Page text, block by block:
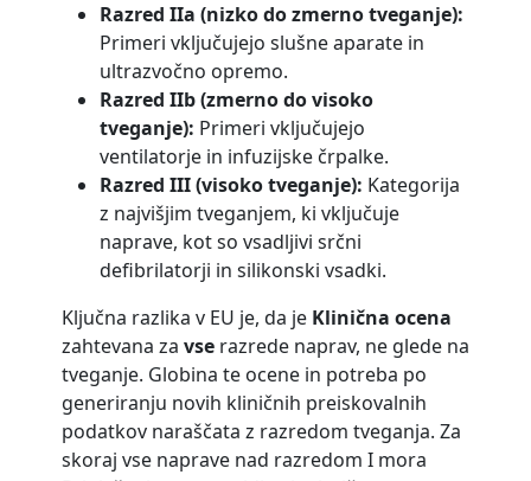
Razred IIa (nizko do zmerno tveganje):
Primeri vključujejo slušne aparate in
ultrazvočno opremo.
Razred IIb (zmerno do visoko
tveganje): Primeri vključujejo
ventilatorje in infuzijske črpalke.
Razred III (visoko tveganje): Kategorija
z najvišjim tveganjem, ki vključuje
naprave, kot so vsadljivi srčni
defibrilatorji in silikonski vsadki.
Ključna razlika v EU je, da je Klinična ocena
zahtevana za vse razrede naprav, ne glede na
tveganje. Globina te ocene in potreba po
generiranju novih kliničnih preiskovalnih
podatkov naraščata z razredom tveganja. Za
skoraj vse naprave nad razredom I mora